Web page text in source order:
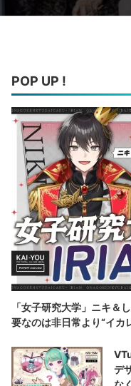
POP UP !
「女子研究大学」ニキ
要なのは非日常より“イカ
デ